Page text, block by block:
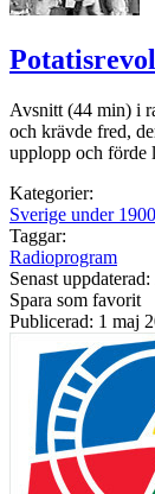
Avsnitt (44 min) i
och krävde fred,
upplopp och förde
Kategorier:
Sverige under
Taggar:
Radioprogram
Senast
Spara som favorit
Publicerad: 1 maj